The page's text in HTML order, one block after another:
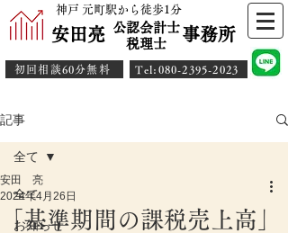
神戸 元町駅から徒歩1分
安田亮 事務所
公認会計士
​税理士
初回相談60分無料 ​Tel:080-2395-2023
記事
全て
お知らせ
全て
「基準期間の課税売上高」
安田 亮
2024年4月26日